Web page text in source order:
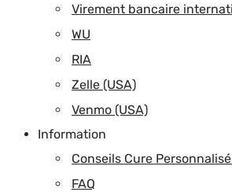
Virement bancaire
WU
RIA
Zelle (USA)
Venmo (USA)
Information
Conseils Cure
FAQ